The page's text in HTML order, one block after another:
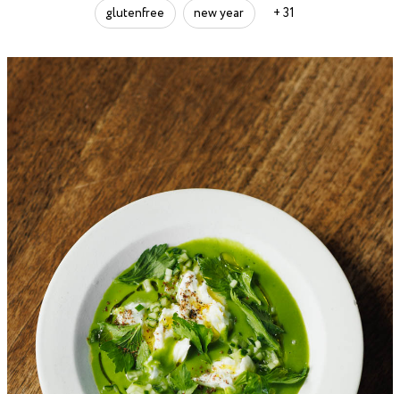
glutenfree new year + 31